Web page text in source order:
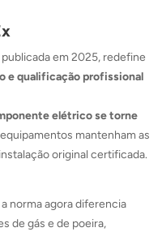
publicada em 2025, redefine
e qualificação profissional
elétrico se torne
mantenham as
original certificada.
a norma agora diferencia
de gás e de poeira,